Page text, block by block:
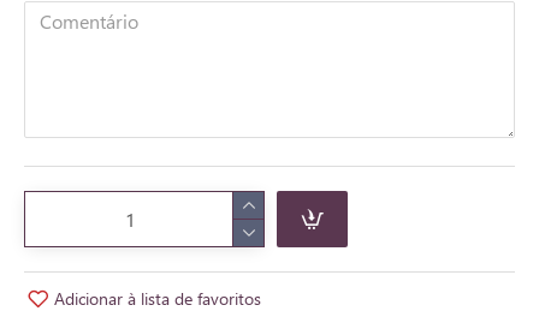
Adicionar à lista de favoritos